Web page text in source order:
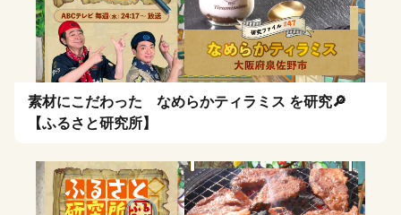
素材にこだわった なめらかティラミス を研究🔎
【ふるさと研究所】